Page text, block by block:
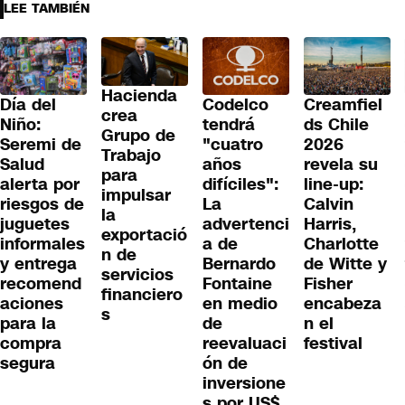
LEE TAMBIÉN
Día del
Niño:
Seremi de
Salud
alerta por
riesgos de
juguetes
informales
y entrega
recomend
aciones
para la
compra
segura
Hacienda
crea
Grupo de
Trabajo
para
impulsar
la
exportació
n de
servicios
financiero
s
Codelco
tendrá
"cuatro
años
difíciles":
La
advertenci
a de
Bernardo
Fontaine
en medio
de
reevaluaci
ón de
inversione
Creamfiel
ds Chile
2026
revela su
line-up:
Calvin
Harris,
Charlotte
de Witte y
Fisher
encabeza
n el
festival